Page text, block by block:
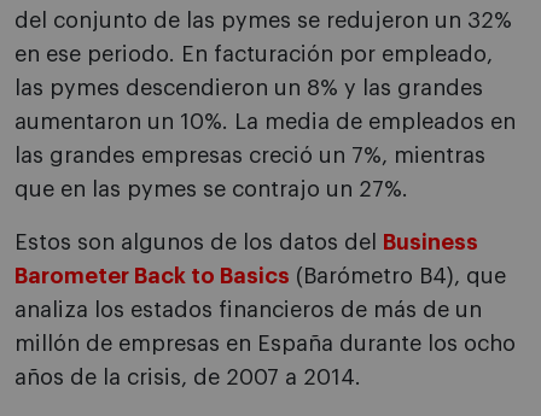
del conjunto de las pymes se redujeron un 32%
en ese periodo. En facturación por empleado,
las pymes descendieron un 8% y las grandes
aumentaron un 10%. La media de empleados en
las grandes empresas creció un 7%, mientras
que en las pymes se contrajo un 27%.
Estos son algunos de los datos del
Business
Barometer Back to Basics (Barómetro B4), que
analiza los estados financieros de más de un
millón de empresas en España durante los ocho
años de la crisis, de 2007 a 2014.